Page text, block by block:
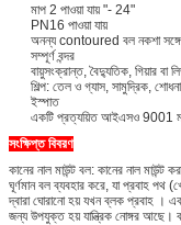
মাপ 2 পাওয়া যায় "- 24"
PN16 পাওয়া যায়
অনন্য contoured বল নকশা সঙ্গে
সম্পূর্ণ বন্দর
বায়ুসংক্রান্ত, বৈদ্যুতিক, গিয়ার বা
শিল্প: তেল ও গ্যাস, সামুদ্রিক,
ইস্পাত
একটি প্রত্যয়িত আইএসও 9001
সংক্ষিপ্ত বিবরণ
কানের নাল মাউন্ট বল: কানের নাল মাউন্ট
ঘূর্ণমান বল ব্যবহার করে, যা প্রবাহ পথ
দ্বারা ঘোরানো হয় যখন ব্লক প্রবাহ ।
জন্য উপযুক্ত হয় যান্ত্রিক নোঙ্গর আছে।